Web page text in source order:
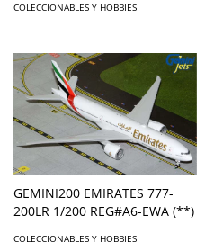
COLECCIONABLES Y HOBBIES
GEMINI200 EMIRATES 777-
200LR 1/200 REG#A6-EWA (**)
COLECCIONABLES Y HOBBIES